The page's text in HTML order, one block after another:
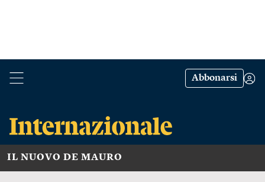
Abbonarsi
IL NUOVO DE MAURO